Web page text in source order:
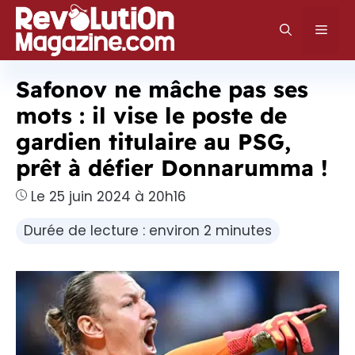
Aller
au
contenu
Safonov ne mâche pas ses
mots : il vise le poste de
gardien titulaire au PSG,
prêt à défier Donnarumma !
Le 25 juin 2024 à 20h16
Durée de lecture : environ 2 minutes